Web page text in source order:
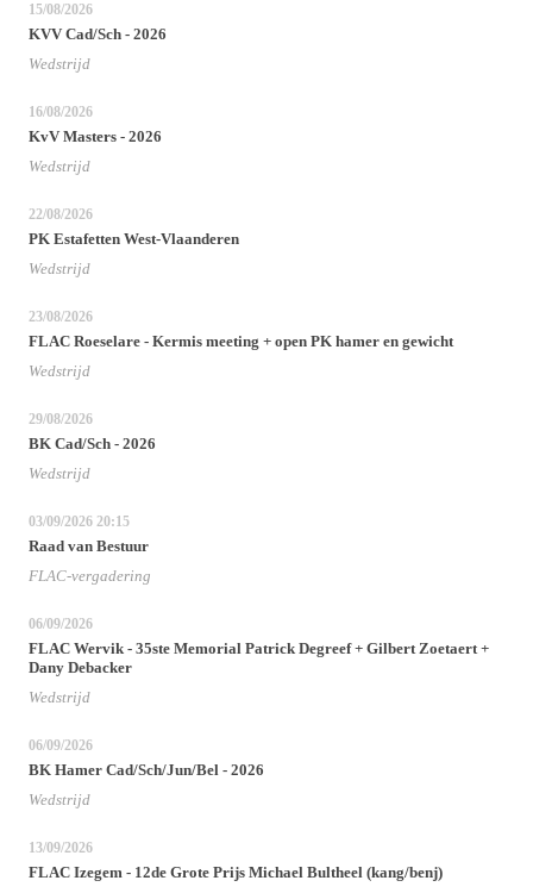
15/08/2026
KVV Cad/Sch - 2026
Wedstrijd
16/08/2026
KvV Masters - 2026
Wedstrijd
22/08/2026
PK Estafetten West-Vlaanderen
Wedstrijd
23/08/2026
FLAC Roeselare - Kermis meeting + open PK hamer en gewicht
Wedstrijd
29/08/2026
BK Cad/Sch - 2026
Wedstrijd
03/09/2026 20:15
Raad van Bestuur
FLAC-vergadering
06/09/2026
FLAC Wervik - 35ste Memorial Patrick Degreef + Gilbert Zoetaert +
Dany Debacker
Wedstrijd
06/09/2026
BK Hamer Cad/Sch/Jun/Bel - 2026
Wedstrijd
13/09/2026
FLAC Izegem - 12de Grote Prijs Michael Bultheel (kang/benj)